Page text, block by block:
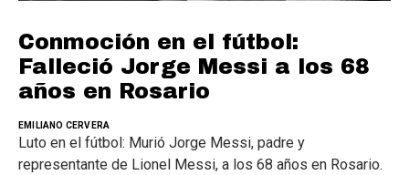
Conmoción en el fútbol:
Falleció Jorge Messi a los 68
años en Rosario
EMILIANO CERVERA
Luto en el fútbol: Murió Jorge Messi, padre y
representante de Lionel Messi, a los 68 años en Rosario.